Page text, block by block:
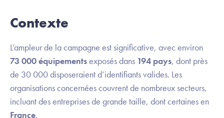
Contexte
L’ampleur de la campagne est significative, avec environ
73 000 équipementsexposés dans 194 pays, dont près
de 30 000 disposeraient d’identifiants valides. Les
organisations concernées couvrent de nombreux secteurs,
incluant des entreprises de grande taille, dont certaines en
France.